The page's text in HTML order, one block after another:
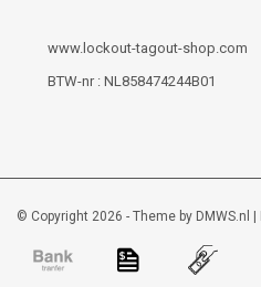
www.lockout-tagout-shop.com
BTW-nr : NL858474244B01
© Copyright 2026 - Theme by DMWS.nl